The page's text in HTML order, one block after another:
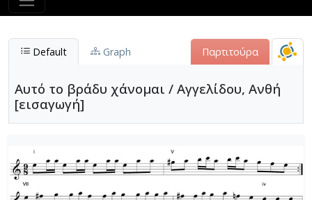
Default Graph Παρτιτούρα
Αυτό το βράδυ χάνομαι / Αγγελίδου, Ανθή
[εισαγωγή]